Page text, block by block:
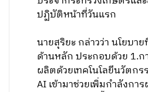
ปฏิบัติหน้าที่วันแรก
นายสุริยะ กล่าวว่า นโยบา
ด้านหลัก ประกอบด้วย 1.
ผลิตด้วยเทคโนโลยีนวัตก
AI เข้ามาช่วยเพิ่มกำลังกา